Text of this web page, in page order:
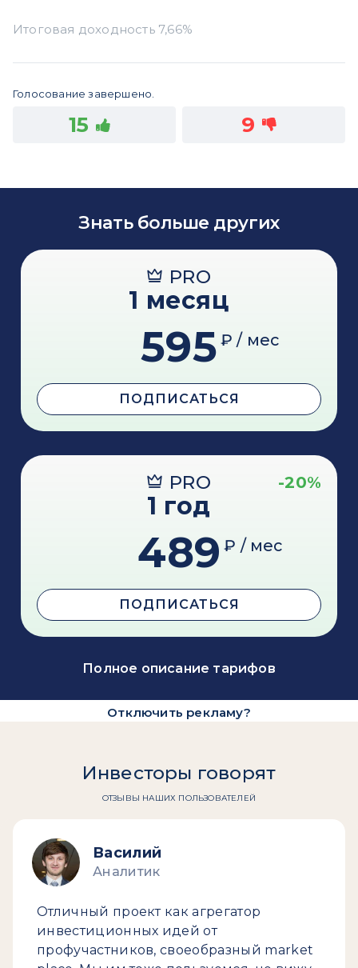
Голосование завершено.
15 9
Знать больше других
PRO
1 месяц
595 ₽ / мес
ПОДПИСАТЬСЯ
PRO -20%
1 год
489 ₽ / мес
ПОДПИСАТЬСЯ
Полное описание тарифов
Отключить рекламу?
Инвесторы говорят
ОТЗЫВЫ НАШИХ ПОЛЬЗОВАТЕЛЕЙ
Василий
Аналитик
Отличный проект как агрегатор
инвестиционных идей от
профучастников, своеобразный market